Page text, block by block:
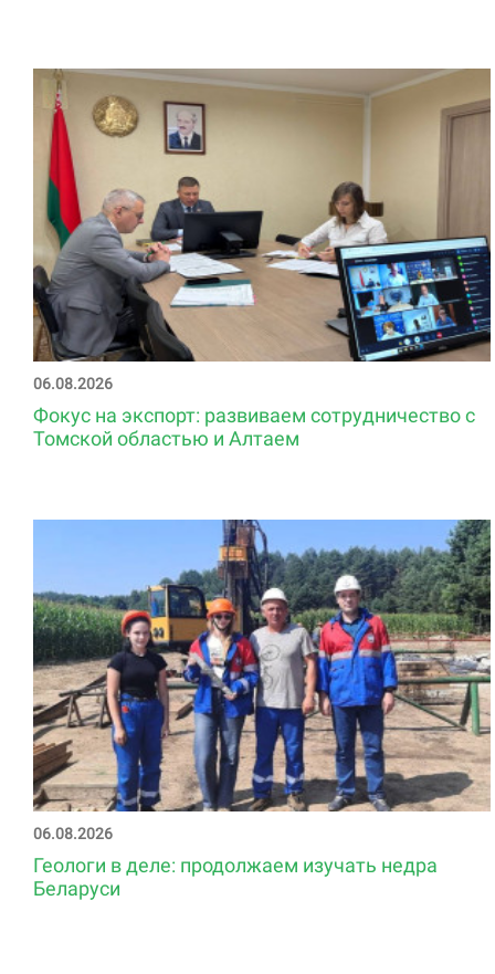
06.08.2026
Фокус на экспорт: развиваем сотрудничество с
Томской областью и Алтаем
06.08.2026
Геологи в деле: продолжаем изучать недра
Беларуси